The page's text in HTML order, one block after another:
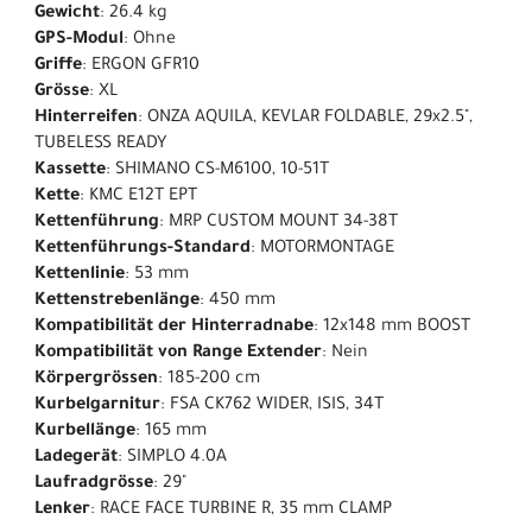
Gewicht: 26.4 kg
GPS-Modul: Ohne
Griffe: ERGON GFR10
Grösse: XL
Hinterreifen: ONZA AQUILA, KEVLAR FOLDABLE, 29x2.5",
TUBELESS READY
Kassette: SHIMANO CS-M6100, 10-51T
Kette: KMC E12T EPT
Kettenführung: MRP CUSTOM MOUNT 34-38T
Kettenführungs-Standard: MOTORMONTAGE
Kettenlinie: 53 mm
Kettenstrebenlänge: 450 mm
Kompatibilität der Hinterradnabe: 12x148 mm BOOST
Kompatibilität von Range Extender: Nein
Körpergrössen: 185-200 cm
Kurbelgarnitur: FSA CK762 WIDER, ISIS, 34T
Kurbellänge: 165 mm
Ladegerät: SIMPLO 4.0A
Laufradgrösse: 29"
Lenker: RACE FACE TURBINE R, 35 mm CLAMP